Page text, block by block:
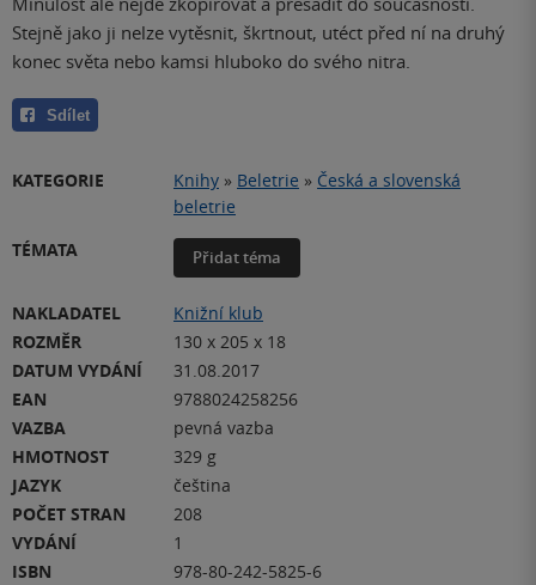
Stejně jako ji nelze vytěsnit, škrtnout, utéct před ní na druhý
konec světa nebo kamsi hluboko do svého nitra.
Sdílet
KATEGORIE Knihy » Beletrie » Česká a slovenská
beletrie
TÉMATA
Přidat téma
NAKLADATEL
Knižní klub
ROZMĚR
130 x 205 x 18
DATUM VYDÁNÍ
31.08.2017
EAN
9788024258256
VAZBA
pevná vazba
HMOTNOST
329 g
JAZYK
čeština
POČET STRAN
208
VYDÁNÍ
1
ISBN
978-80-242-5825-6